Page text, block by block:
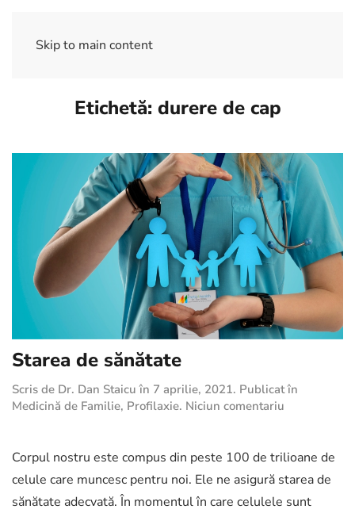
Skip to main content
Etichetă: durere de cap
Starea de sănătate
Scris de Dr. Dan Staicu în 7 aprilie, 2021. Publicat în
Medicină de Familie, Profilaxie. Niciun comentariu
sănătate
Corpul nostru este compus din peste 100 de trilioane de
celule care muncesc pentru noi. Ele ne asigură starea de
sănătate adecvată. În momentul în care celulele sunt